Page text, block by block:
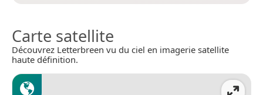
Carte satellite
Découvrez Letterbreen vu du ciel en imagerie satellite
haute définition.